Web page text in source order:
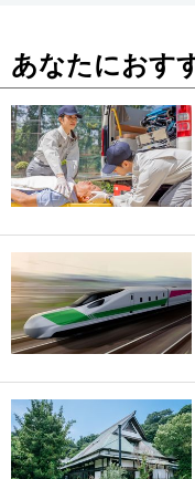
あなたにおす